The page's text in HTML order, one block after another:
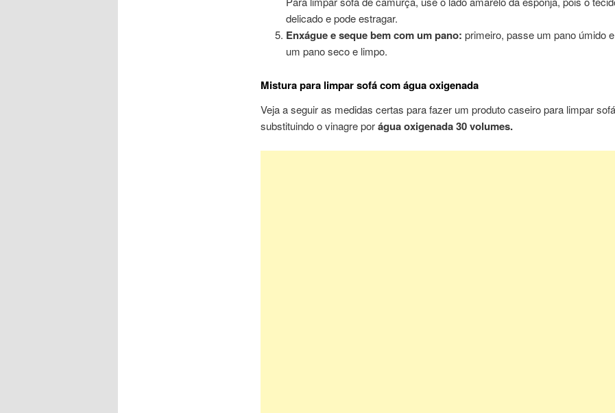
delicado e pode estragar.
Enxágue e seque bem com um pano:primeiro, passe um pano úmido
um pano seco e limpo.
Mistura para limpar sofá com água oxigenada
Veja a seguir as medidas certas para fazer um produto caseiro para limpar
substituindo o vinagre porágua oxigenada 30 volumes.